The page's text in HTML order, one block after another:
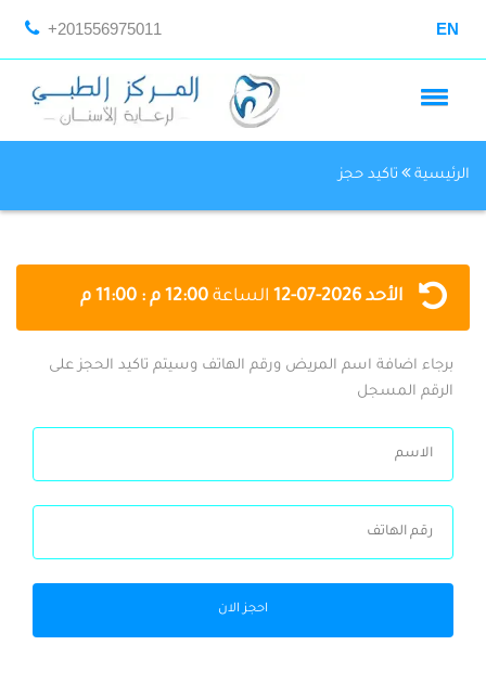
+201556975011 EN
الرئيسية تاكيد حجز
الأحد 2026-07-12 الساعة 12:00 م : 11:00 م
برجاء اضافة اسم المريض ورقم الهاتف وسيتم تاكيد الحجز على
الرقم المسجل
احجز الان